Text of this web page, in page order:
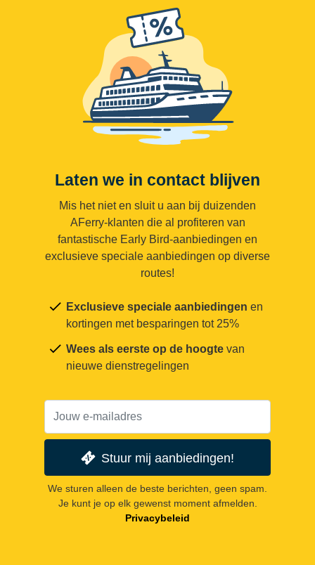
Laten we in contact blijven
Mis het niet en sluit u aan bij duizenden
AFerry-klanten die al profiteren van
fantastische Early Bird-aanbiedingen en
exclusieve speciale aanbiedingen op diverse
routes!
Exclusieve speciale aanbiedingen en
kortingen met besparingen tot 25%
Wees als eerste op de hoogte van
nieuwe dienstregelingen
Stuur mij aanbiedingen!
We sturen alleen de beste berichten, geen spam.
Je kunt je op elk gewenst moment afmelden.
Privacybeleid